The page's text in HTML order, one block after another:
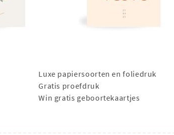
Luxe papiersoorten en foliedruk
Gratis proefdruk
Win gratis geboortekaartjes